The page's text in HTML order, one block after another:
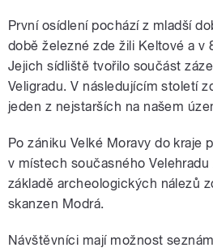
První osídlení pochází z mladší
době železné zde žili Keltové a v
Jejich sídliště tvořilo součást
Veligradu. V následujícím století
jeden z nejstarších na našem
Po zániku Velké Moravy do kraje
v místech současného Velehradu
základě archeologických nálezů
skanzen Modrá.
Návštěvníci mají možnost